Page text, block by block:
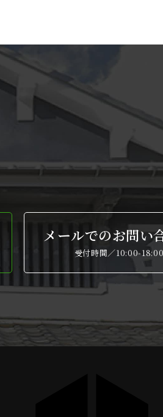
メールでのお問い
受付時間／10:00-18:00